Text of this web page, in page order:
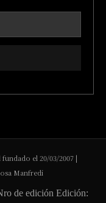
el 20/03/2007 |
Manfredi
de edición Edición: